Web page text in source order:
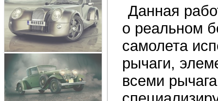
Данная
о реальном
самолета
рычаги,
всеми